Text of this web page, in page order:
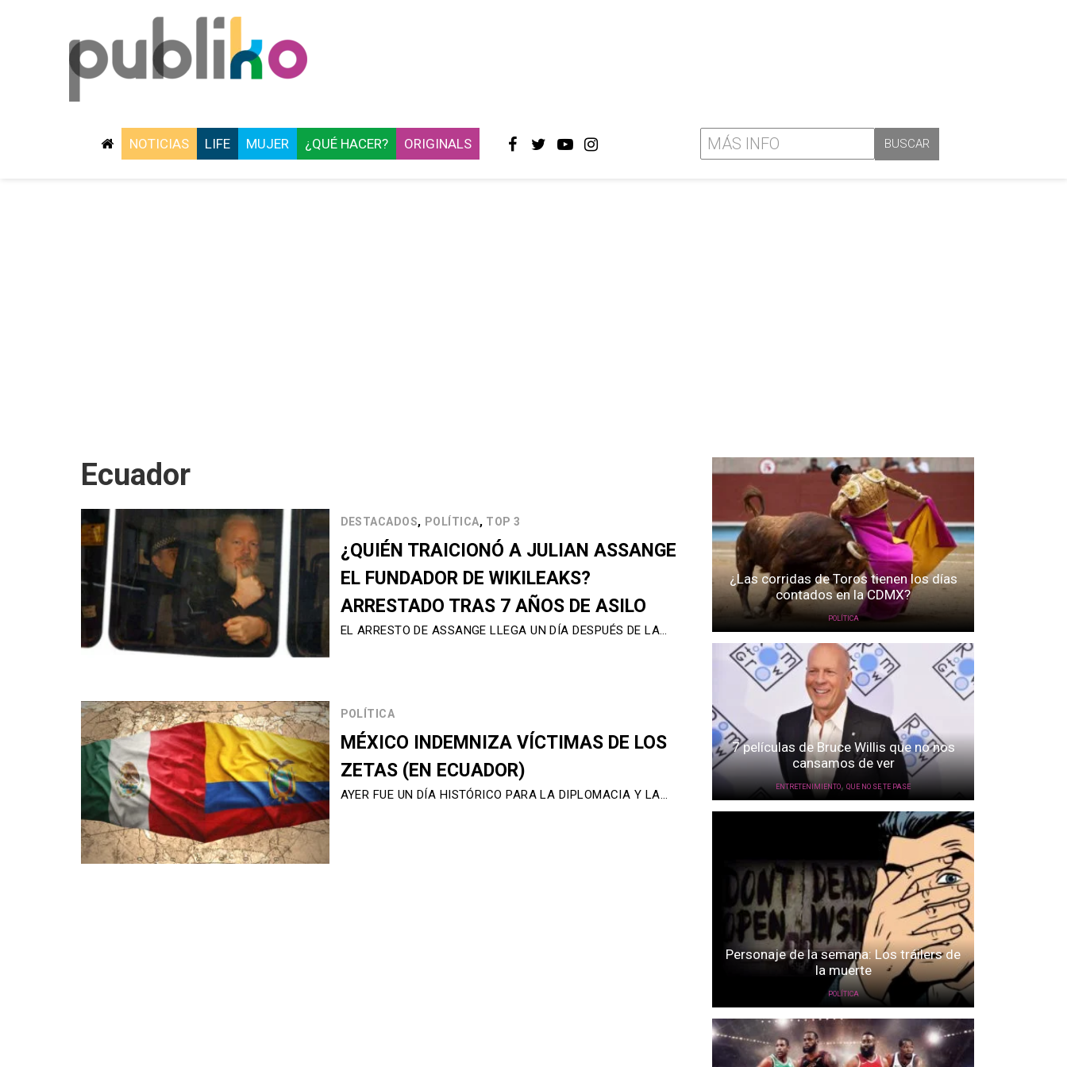
NOTICIAS LIFE MUJER ¿QUÉ HACER? ORIGINALS
Ecuador
DESTACADOS, POLÍTICA, TOP 3
¿QUIÉN TRAICIONÓ A JULIAN ASSANGE
EL FUNDADOR DE WIKILEAKS?
ARRESTADO TRAS 7 AÑOS DE ASILO
EL ARRESTO DE ASSANGE LLEGA UN DÍA DESPUÉS DE LA…
POLÍTICA
MÉXICO INDEMNIZA VÍCTIMAS DE LOS
ZETAS (EN ECUADOR)
AYER FUE UN DÍA HISTÓRICO PARA LA DIPLOMACIA Y LA…
¿Las corridas de Toros tienen los días
contados en la CDMX?
POLÍTICA
7 películas de Bruce Willis que no nos
cansamos de ver
ENTRETENIMIENTO, QUE NO SE TE PASE
Personaje de la semana: Los tráilers de
la muerte
POLÍTICA